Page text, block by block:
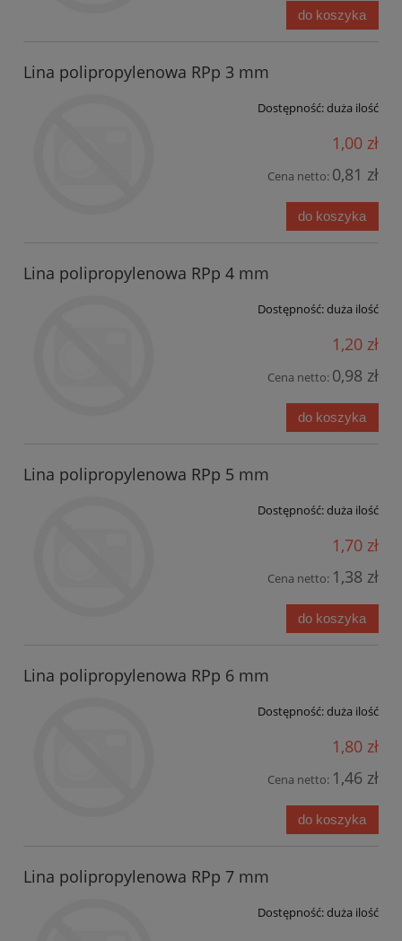
do koszyka
Lina polipropylenowa RPp 3 mm
Dostępność:duża ilość
1,00 zł
Cena netto: 0,81 zł
do koszyka
Lina polipropylenowa RPp 4 mm
Dostępność:duża ilość
1,20 zł
Cena netto: 0,98 zł
do koszyka
Lina polipropylenowa RPp 5 mm
Dostępność:duża ilość
1,70 zł
Cena netto: 1,38 zł
do koszyka
Lina polipropylenowa RPp 6 mm
Dostępność:duża ilość
1,80 zł
Cena netto: 1,46 zł
do koszyka
Lina polipropylenowa RPp 7 mm
Dostępność:duża ilość